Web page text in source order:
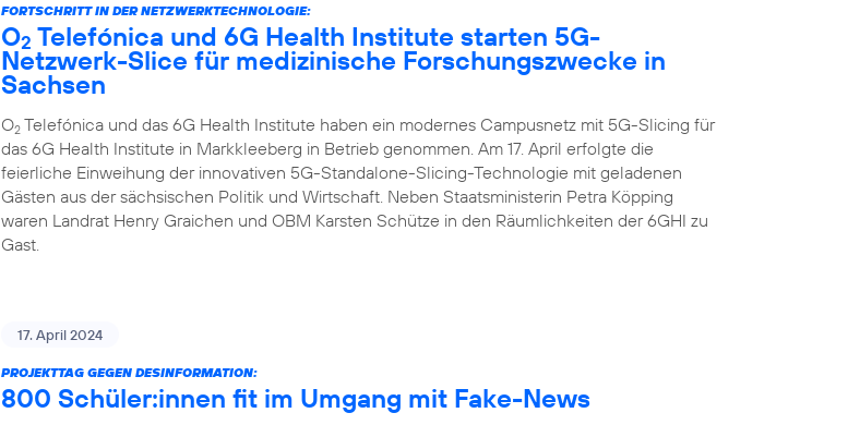
FORTSCHRITT IN DER NETZWERKTECHNOLOGIE:
O2 Telefónica und 6G Health Institute starten 5G-
Netzwerk-Slice für medizinische Forschungszwecke in
Sachsen
O2 Telefónica und das 6G Health Institute haben ein modernes Campusnetz mit 5G-Slicing für
das 6G Health Institute in Markkleeberg in Betrieb genommen. Am 17. April erfolgte die
feierliche Einweihung der innovativen 5G-Standalone-Slicing-Technologie mit geladenen
Gästen aus der sächsischen Politik und Wirtschaft. Neben Staatsministerin Petra Köpping
waren Landrat Henry Graichen und OBM Karsten Schütze in den Räumlichkeiten der 6GHI zu
Gast.
17. April 2024
PROJEKTTAG GEGEN DESINFORMATION:
800 Schüler:innen fit im Umgang mit Fake-News